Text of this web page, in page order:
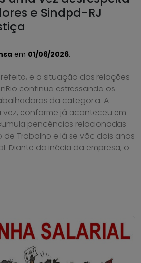
e Sindpd-RJ
em 01/06/2026.
e a situação das relações
continua estressando os
da categoria. A
vez, conforme já aconteceu em
pendências relacionadas
de Trabalho e lá se vão dois anos
Diante da inécia da empresa, o